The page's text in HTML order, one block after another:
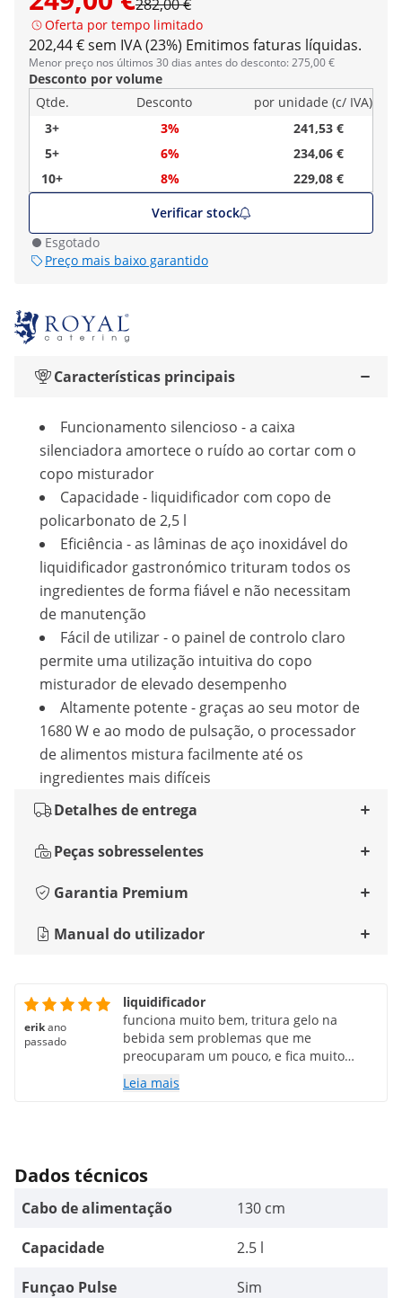
282,00 €
Oferta por tempo limitado
202,44 € sem IVA (23%) Emitimos faturas líquidas.
Menor preço nos últimos 30 dias antes do desconto: 275,00 €
Desconto por volume
Qtde.
Desconto
por unidade (c/ IVA)
3+
3%
241,53 €
5+
6%
234,06 €
10+
8%
229,08 €
Verificar stock
Esgotado
Preço mais baixo garantido
Características principais
Funcionamento silencioso - a caixa
silenciadora amortece o ruído ao cortar com o
copo misturador
Capacidade - liquidificador com copo de
policarbonato de 2,5 l
Eficiência - as lâminas de aço inoxidável do
liquidificador gastronómico trituram todos os
ingredientes de forma fiável e não necessitam
de manutenção
Fácil de utilizar - o painel de controlo claro
permite uma utilização intuitiva do copo
misturador de elevado desempenho
Altamente potente - graças ao seu motor de
1680 W e ao modo de pulsação, o processador
de alimentos mistura facilmente até os
ingredientes mais difíceis
Detalhes de entrega
Peças sobresselentes
Garantia Premium
Manual do utilizador
erikano
passado
liquidificador
funciona muito bem, tritura gelo na
bebida sem problemas que me
preocuparam um pouco, e fica muito
silencioso ao fechar a tampa.
Leia mais
Dados técnicos
Cabo de alimentação
130 cm
Capacidade
2.5 l
Funçao Pulse
Sim